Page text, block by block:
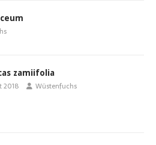
zamiifolia
2018 Wüstenfuchs